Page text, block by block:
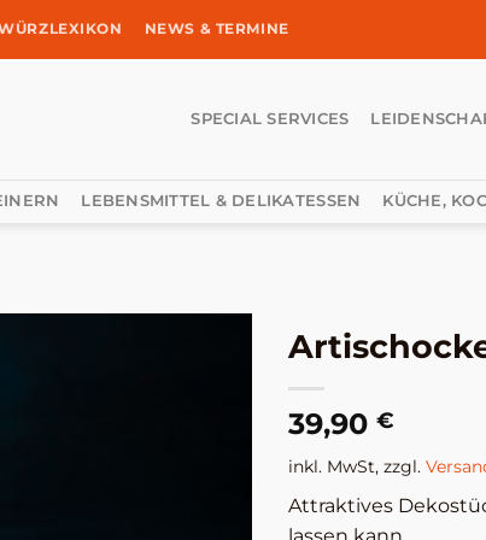
NEWS & TERMINE
SPECIAL SERVICES
LEBENSMITTEL & DELIKATESSEN KÜCHE,
39,90 €
inkl. MwSt, zzgl.
Attraktives